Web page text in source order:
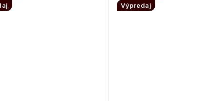
Výpredaj